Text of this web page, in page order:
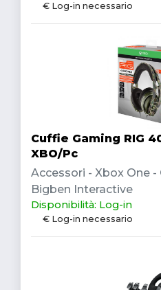
€ Log-in necessario
Cuffie Gaming RIG
XBO/Pc
Accessori - Xbox One -
Bigben Interactive
Disponibilità: Log-in
€ Log-in necessario